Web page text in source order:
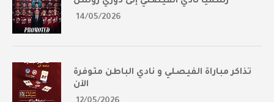
14/05/2026
تذاكر مباراة الفيصلي و نادي الباطن متوفرة
الآن